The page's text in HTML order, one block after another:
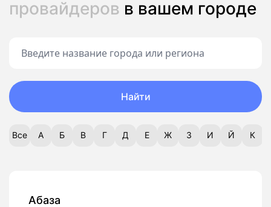
провайдеров в вашем городе
Найти
Все А Б В Г Д Е Ж З И Й К
Абаза